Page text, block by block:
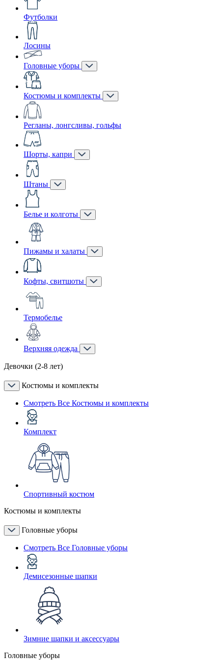
Футболки
Лосины
Головные уборы
Костюмы и комплекты
Регланы, лонгсливы, гольфы
Шорты, капри
Штаны
Белье и колготы
Пижамы и халаты
Кофты, свитшоты
Термобелье
Верхняя одежда
Девочки (2-8 лет)
Костюмы и комплекты
Смотреть Все Костюмы и комплекты
Комплект
Спортивный костюм
Костюмы и комплекты
Головные уборы
Смотреть Все Головные уборы
Демисезонные шапки
Зимние шапки и аксессуары
Головные уборы